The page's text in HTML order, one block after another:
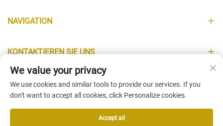
NAVIGATION
KONTAKTIEREN SIE UNS
INFORMATIONEN
We value your privacy
We use cookies and similar tools to provide our services. If you
don't want to accept all cookies, click Personalize cookies.
Accept all